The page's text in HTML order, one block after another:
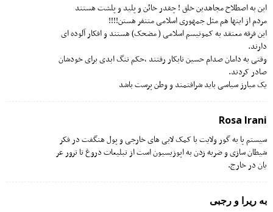
این به اصطلاح ‌مجاهدین خلق ! چقدر خائن و پلید و پلشت هستند
مردم از اینها هم مثل جمهوری اسلامی متنفر هستن!!!!
این فرقه معتقد به کمونیسم اسلامی ( مضحک) هستند و افکار آلوده ای
دارند.
وقتی به دامان صدام ‌حسین نابکار رفتند ،حکم ننگ ابدی برای خودشان
صادر کردند.
یک‌ مبارز سیاسی باید شرافتمند و وطن پرست باشد
Rosa Irani
سیستم پا به گور ولایت با کمک لابی های خارجی و پول هنگفت در فکر
شیطان سازی و ضربه زدن به اپوزیسیون است از تبلیعات دروغ تا ترور عر
یان در خارج.
به ریرا و رجبی